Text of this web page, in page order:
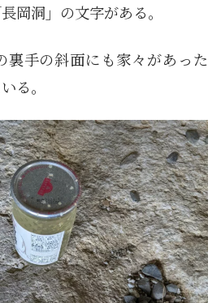
岡洞」の文字がある。
裏手の斜面にも家々があった
る。